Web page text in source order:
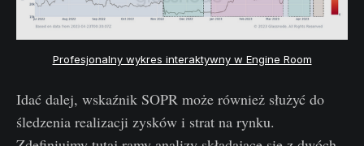
Profesjonalny wykres interaktywny w Engine Room
Idać dalej, wskaźnik SOPR może również służyć do
śledzenia realizacji zysków i strat na rynku.